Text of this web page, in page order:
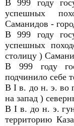
В 999 году
успешных
Саманидов -
В 999 году
успешных
столицу )
В 999 году
подчинило себе
В I в. до н. э. во
на запад )
В I в. до н. э.
территорию